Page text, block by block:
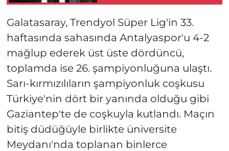
Galatasaray, Trendyol Süper Lig'in 33.
haftasında sahasında Antalyaspor'u 4-2
mağlup ederek üst üste dördüncü,
toplamda ise 26. şampiyonluğuna ulaştı.
Sarı-kırmızılıların şampiyonluk coşkusu
Türkiye'nin dört bir yanında olduğu gibi
Gaziantep'te de coşkuyla kutlandı. Maçın
bitiş düdüğüyle birlikte üniversite
Meydanı'nda toplanan binlerce